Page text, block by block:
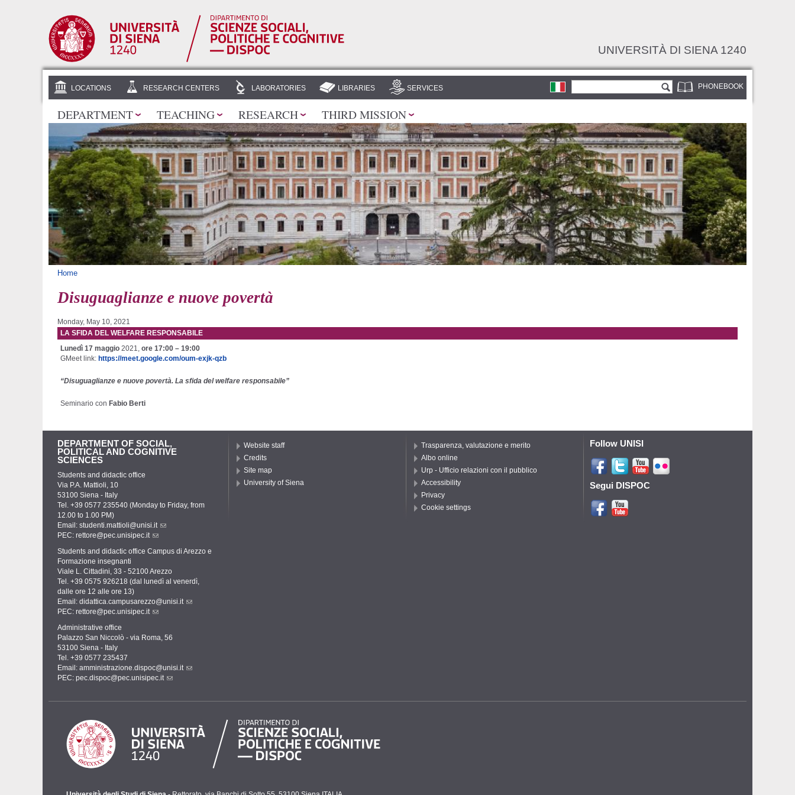
UNIVERSITÀ DI SIENA 1240
PHONEBOOK
LOCATIONS RESEARCH CENTERS LABORATORIES LIBRARIES SERVICES
DEPARTMENT TEACHING RESEARCH THIRD MISSION
You are here
Home
Disuguaglianze e nuove povertà
Monday, May 10, 2021
LA SFIDA DEL WELFARE RESPONSABILE
Lunedì 17 maggio 2021, ore 17:00 – 19:00
GMeet link: https://meet.google.com/oum-exjk-qzb
“Disuguaglianze e nuove povertà. La sfida del welfare responsabile”
Seminario con Fabio Berti
DEPARTMENT OF SOCIAL,
POLITICAL AND COGNITIVE
SCIENCES
Students and didactic office
Via P.A. Mattioli, 10
53100 Siena - Italy
Tel. +39 0577 235540 (Monday to Friday, from
12.00 to 1.00 PM)
Email: studenti.mattioli@unisi.it
PEC: rettore@pec.unisipec.it
Students and didactic office Campus di Arezzo e
Formazione insegnanti
Viale L. Cittadini, 33 - 52100 Arezzo
Tel. +39 0575 926218 (dal lunedì al venerdì,
dalle ore 12 alle ore 13)
Email: didattica.campusarezzo@unisi.it
PEC: rettore@pec.unisipec.it
Administrative office
Palazzo San Niccolò - via Roma, 56
53100 Siena - Italy
Tel. +39 0577 235437
Email: amministrazione.dispoc@unisi.it
PEC: pec.dispoc@pec.unisipec.it
Website staff
Credits
Site map
University of Siena
Trasparenza, valutazione e merito
Albo online
Urp - Ufficio relazioni con il pubblico
Accessibility
Privacy
Cookie settings
Follow UNISI
Segui DISPOC